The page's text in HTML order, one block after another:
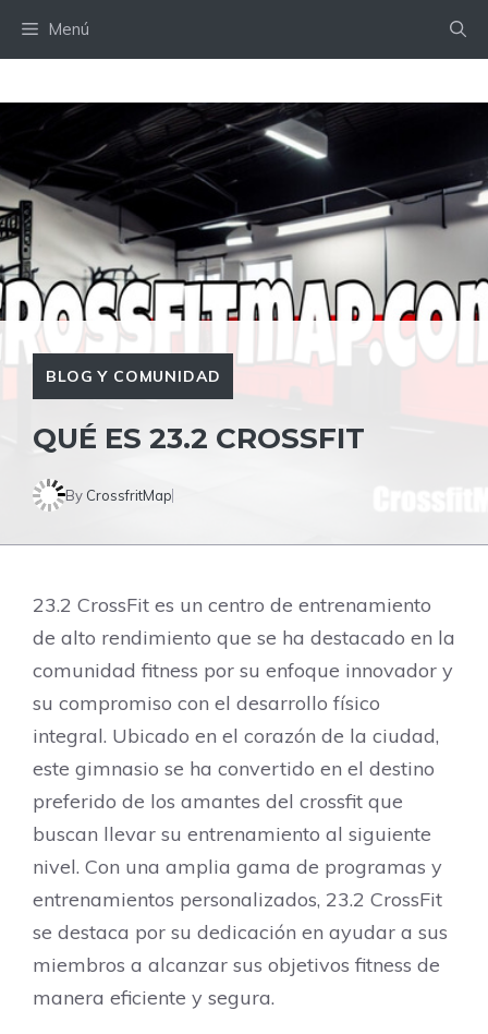
Menú
BLOG Y COMUNIDAD
QUÉ ES 23.2 CROSSFIT
By CrossfritMap
23.2 CrossFit es un centro de entrenamiento
de alto rendimiento que se ha destacado en la
comunidad fitness por su enfoque innovador y
su compromiso con el desarrollo físico
integral. Ubicado en el corazón de la ciudad,
este gimnasio se ha convertido en el destino
preferido de los amantes del crossfit que
buscan llevar su entrenamiento al siguiente
nivel. Con una amplia gama de programas y
entrenamientos personalizados, 23.2 CrossFit
se destaca por su dedicación en ayudar a sus
miembros a alcanzar sus objetivos fitness de
manera eficiente y segura.